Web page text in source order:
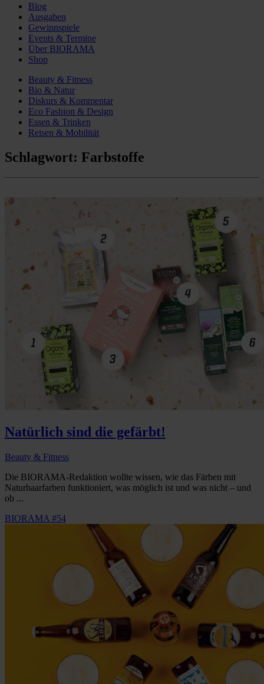
Blog
Ausgaben
Gewinnspiele
Events & Termine
Über BIORAMA
Shop
Beauty & Fitness
Bio & Natur
Diskurs & Kommentar
Eco Fashion & Design
Essen & Trinken
Reisen & Mobilität
Schlagwort: Farbstoffe
Natürlich sind die gefärbt!
Beauty & Fitness
Die BIORAMA-Redaktion wollte wissen, wie das Färben mit
Naturhaarfarben funktioniert, was möglich ist und was nicht – und
ob ...
BIORAMA #54